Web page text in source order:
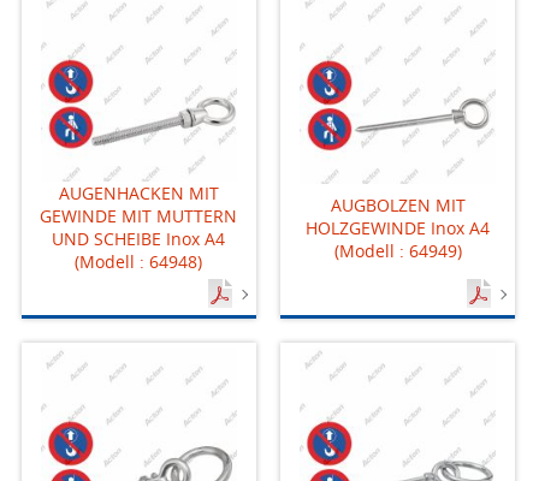
AUGENHACKEN MIT
GEWINDE MIT MUTTERN
UND SCHEIBE Inox A4
(Modell : 64948)
AUGBOLZEN MIT
HOLZGEWINDE Inox A4
(Modell : 64949)